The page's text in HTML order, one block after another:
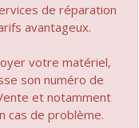
de réparation
avantageux.
votre matériel,
son numéro de
et notamment
cas de problème.